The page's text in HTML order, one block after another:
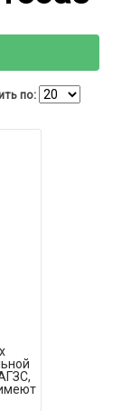
по: